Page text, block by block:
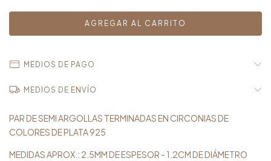
MEDIOS DE PAGO
MEDIOS DE ENVÍO
PAR DE SEMI ARGOLLAS TERMINADAS EN CIRCONIAS DE
COLORES DE PLATA 925
MEDIDAS APROX.: 2.5MM DE ESPESOR - 1.2CM DE DIÁMETRO